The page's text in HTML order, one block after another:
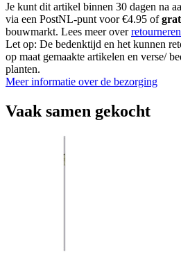
Je kunt dit artikel binnen 30 dagen na
via een PostNL-punt voor €4.95 of
bouwmarkt. Lees meer overretourneren
Let op: De bedenktijd en het kunnen
op maat gemaakte artikelen en verse/
planten.
Meer informatie over de bezorging
Vaak samen gekocht